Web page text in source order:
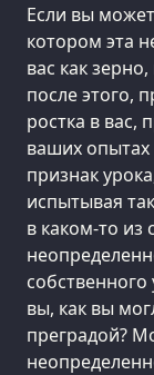
Если вы
котором эта
вас как
после этого,
ростка в вас,
ваших
признак
испытывая
в каком-то из
вы, как вы
преградой?